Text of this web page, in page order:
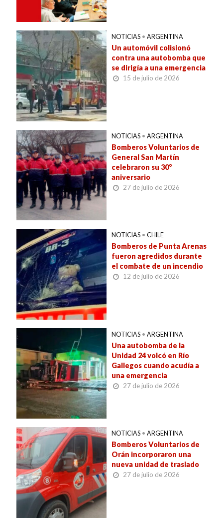
NOTICIAS • ARGENTINA
Un automóvil colisionó
contra una autobomba que
se dirigía a una emergencia
15 de julio de 2026
NOTICIAS • ARGENTINA
Bomberos Voluntarios de
General San Martín
celebraron su 30°
aniversario
27 de julio de 2026
NOTICIAS • CHILE
Bomberos de Punta Arenas
fueron agredidos durante
el combate de un incendio
12 de julio de 2026
NOTICIAS • ARGENTINA
Una autobomba de la
Unidad 24 volcó en Río
Gallegos cuando acudía a
una emergencia
27 de julio de 2026
NOTICIAS • ARGENTINA
Bomberos Voluntarios de
Orán incorporaron una
nueva unidad de traslado
27 de julio de 2026